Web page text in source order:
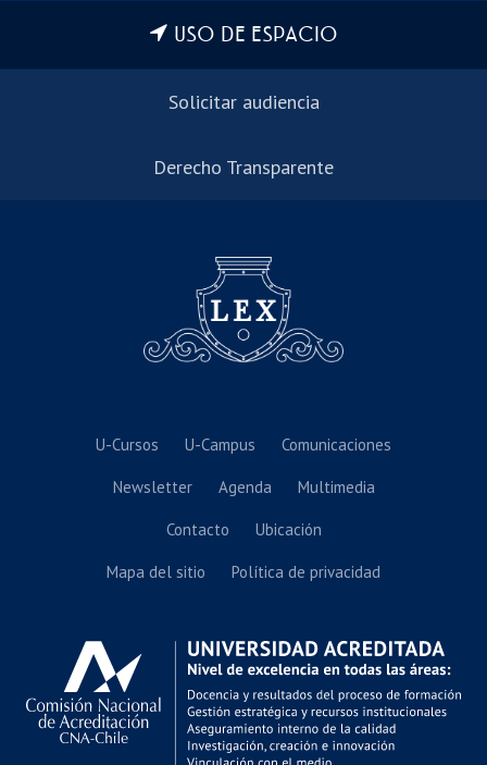
USO DE ESPACIO
Solicitar audiencia
Derecho Transparente
U-Cursos U-Campus Comunicaciones
Newsletter Agenda Multimedia
Contacto Ubicación
Mapa del sitio Política de privacidad